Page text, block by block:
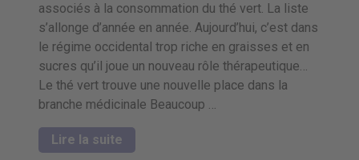
associés à la consommation du thé vert. La liste
s’allonge d’année en année. Aujourd’hui, c’est dans
le régime occidental trop riche en graisses et en
sucres qu’il joue un nouveau rôle thérapeutique…
Le thé vert trouve une nouvelle place dans la
branche médicinale Beaucoup …
Lire la suite